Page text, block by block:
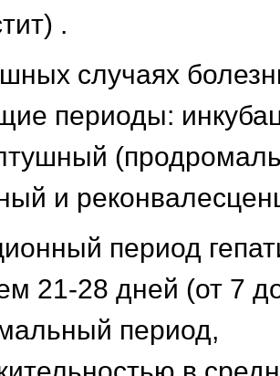
.
случаях
периоды:
и
период
21-28 дней (от 7
период,